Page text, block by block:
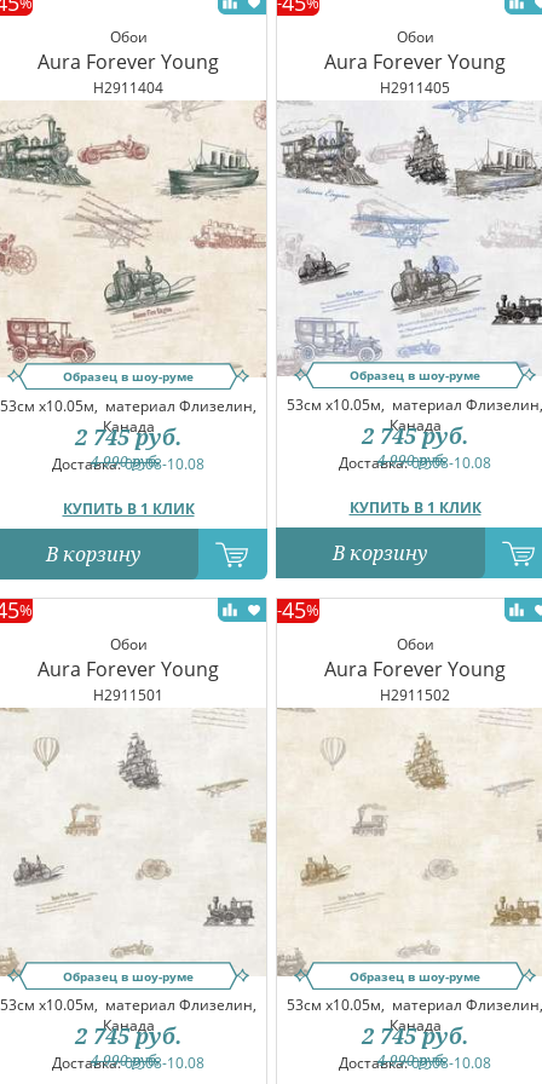
Обои
Aura Forever Young
H2911404
Образец в шоу-руме
53см x10.05м, материал Флизелин,
Канада
Доставка:09.08-10.08
КУПИТЬ В 1 КЛИК
4 990руб.
2 745 руб.
В корзину
Обои
Aura Forever Young
H2911405
Образец в шоу-руме
53см x10.05м, материал Флизелин,
Канада
Доставка:09.08-10.08
КУПИТЬ В 1 КЛИК
4 990руб.
2 745 руб.
В корзину
Обои
Aura Forever Young
H2911501
%
Образец в шоу-руме
53см x10.05м, материал Флизелин,
Канада
Доставка:09.08-10.08
4 990руб.
2 745 руб.
Обои
Aura Forever Young
H2911502
-45%
Образец в шоу-руме
53см x10.05м, материал Флизелин,
Канада
Доставка:09.08-10.08
4 990руб.
2 745 руб.